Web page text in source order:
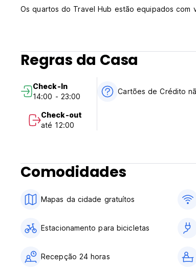
Os quartos do Travel Hub estão equipados com
Dentro da Travel Hub Guesthouse há um oásis
áreas para relaxar, como o aconchegante
coleção particular e coleção de livros doados
O serviço de lavanderia não está disponível
minutos a pé do nosso albergue. Sinta-se à
prontos para ajudá-lo a qualquer momento.
Regras da Casa
Check-In
14:00 - 23:00
Check-out
até 12:00
Cartões de Crédito
Comodidades
Mapas da cidade gratuítos
Estacionamento para bicicletas
Recepção 24 horas